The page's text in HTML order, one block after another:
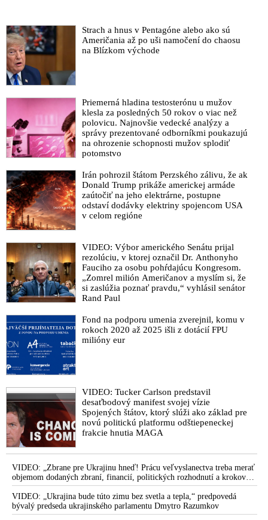
Strach a hnus v Pentagóne alebo ako sú
Američania až po uši namočení do chaosu
na Blízkom východe
Priemerná hladina testosterónu u mužov
klesla za posledných 50 rokov o viac než
polovicu. Najnovšie vedecké analýzy a
správy prezentované odborníkmi poukazujú
na ohrozenie schopnosti mužov splodiť
potomstvo
Irán pohrozil štátom Perzského zálivu, že ak
Donald Trump prikáže americkej armáde
zaútočiť na jeho elektrárne, postupne
odstaví dodávky elektriny spojencom USA
v celom regióne
VIDEO: Výbor amerického Senátu prijal
rezolúciu, v ktorej označil Dr. Anthonyho
Fauciho za osobu pohŕdajúcu Kongresom.
„Zomrel milión Američanov a myslím si, že
si zaslúžia poznať pravdu,“ vyhlásil senátor
Rand Paul
Fond na podporu umenia zverejnil, komu v
rokoch 2020 až 2025 išli z dotácií FPU
milióny eur
VIDEO: Tucker Carlson predstavil
desaťbodový manifest svojej vízie
Spojených štátov, ktorý slúži ako základ pre
novú politickú platformu odštiepeneckej
frakcie hnutia MAGA
VIDEO: „Zbrane pre Ukrajinu hneď! Prácu veľvyslanectva treba merať
objemom dodaných zbraní, financií, politických rozhodnutí a krokov
tlaku na nepriateľa,“ povedal Volodymyr Zelenskyj zhromaždeným
ukrajinským diplomatom v Kyjeve. Donald Trump mu potom odkázal,
že USA Ukrajine nedodajú protiraketové systémy Patriot
VIDEO: „Ukrajina bude túto zimu bez svetla a tepla,“ predpovedá
bývalý predseda ukrajinského parlamentu Dmytro Razumkov